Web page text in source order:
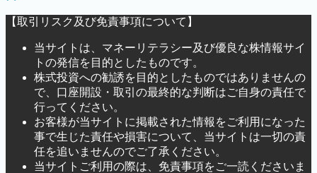
【取引リスク及び免責事項について】
当サイトは、マネーリテラシー及び優良な株情報サイ
トの発信を目的としたものです。
株式投資への勧誘を目的としたものではありませんの
で、口座開設・取引の最終的な判断はご自身の責任で
行ってください。
お客様が当サイトに掲載された情報をご利用になった
事で生じた責任や損害について、当サイトは一切の責
任を追いませんのでご了承ください。
当サイトご利用の際は、免責事項をご一読くださいま